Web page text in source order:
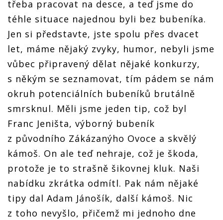
třeba pracovat na desce, a teď jsme do
téhle situace najednou byli bez bubeníka.
Jen si představte, jste spolu přes dvacet
let, máme nějaký zvyky, humor, nebyli jsme
vůbec připravený dělat nějaké konkurzy,
s někým se seznamovat, tím pádem se nám
okruh potenciálních bubeníků brutálně
smrsknul. Měli jsme jeden tip, což byl
Franc Jeništa, výborný bubeník
z původního Zákázanýho Ovoce a skvělý
kámoš. On ale teď nehraje, což je škoda,
protože je to strašně šikovnej kluk. Naši
nabídku zkrátka odmítl. Pak nám nějaké
tipy dal Adam Jánošík, další kámoš. Nic
z toho nevyšlo, přičemž mi jednoho dne